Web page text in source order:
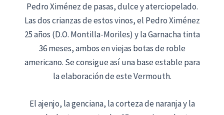
Pedro Ximénez de pasas, dulce y aterciopelado.
Las dos crianzas de estos vinos, el Pedro Ximénez
25 años (D.O. Montilla-Moriles) y la Garnacha tinta
36 meses, ambos en viejas botas de roble
americano. Se consigue así una base estable para
la elaboración de este Vermouth.
El ajenjo, la genciana, la corteza de naranja y la